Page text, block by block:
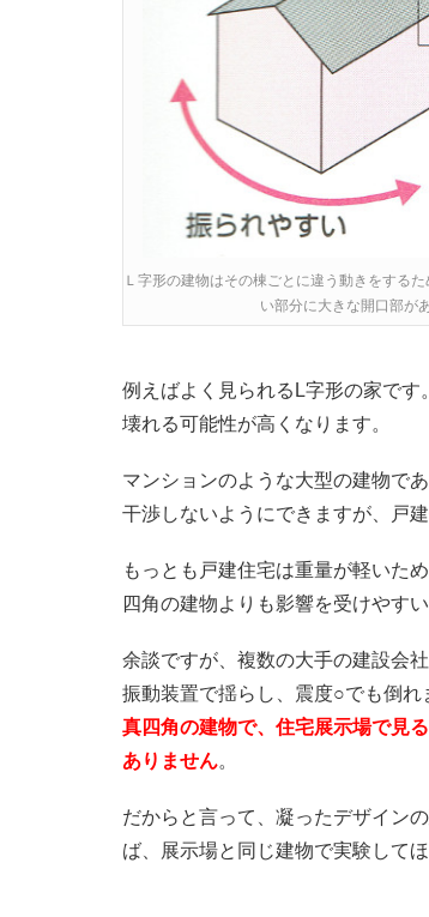
Ｌ字形の建物はその棟ごとに違う動きをする
い部分に大きな開口部が
例えばよく見られるL字形の家で
壊れる可能性が高くなります。
マンションのような大型の建物で
干渉しないようにできますが、戸
もっとも戸建住宅は重量が軽いた
四角の建物よりも影響を受けやす
余談ですが、複数の大手の建設会
振動装置で揺らし、震度○でも倒れ
真四角の建物で、住宅展示場で見
ありません。
だからと言って、凝ったデザイン
ば、展示場と同じ建物で実験して